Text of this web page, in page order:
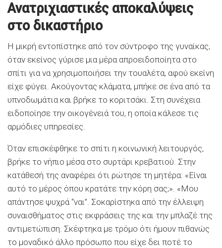
Ανατριχιαστικές αποκαλύψεις
στο δικαστήριο
Η μικρή εντοπίστηκε από τον σύντροφο της γυναίκας,
όταν εκείνος γύρισε μια μέρα απροειδοποίητα στο
σπίτι για να χρησιμοποιήσει την τουαλέτα, αφού εκείνη
είχε φύγει. Ακούγοντας κλάματα, μπήκε σε ένα από τα
υπνοδωμάτια και βρήκε το κοριτσάκι. Στη συνέχεια
ειδοποίησε την οικογένειά του, η οποία κάλεσε τις
αρμόδιες υπηρεσίες.
Όταν επισκέφθηκε το σπίτι η κοινωνική λειτουργός,
βρήκε το νήπιο μέσα στο συρτάρι κρεβατιού. Στην
κατάθεσή της αναφέρει ότι ρώτησε τη μητέρα: «Είναι
αυτό το μέρος όπου κρατάτε την κόρη σας;». «Μου
απάντησε ψυχρά “ναι”. Σοκαρίστηκα από την έλλειψη
συναισθήματος στις εκφράσεις της και την μπλαζέ της
αντιμετώπιση. Σκέφτηκα με τρόμο ότι ήμουν πιθανώς
το μοναδικό άλλο πρόσωπο που είχε δει ποτέ το